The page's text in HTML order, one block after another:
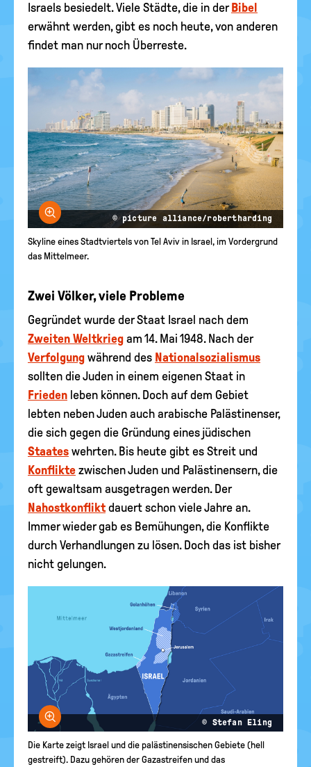
Israels besiedelt. Viele Städte, die in der Bibel
erwähnt werden, gibt es noch heute, von anderen
findet man nur noch Überreste.
Bild vergrößern
© picture alliance/robertharding
Skyline eines Stadtviertels von Tel Aviv in Israel, im Vordergrund
das Mittelmeer.
Zwei Völker, viele Probleme
Gegründet wurde der Staat Israel nach dem
Zweiten Weltkrieg am 14. Mai 1948. Nach der
Verfolgung während des Nationalsozialismus
sollten die Juden in einem eigenen Staat in
Frieden leben können. Doch auf dem Gebiet
lebten neben Juden auch arabische Palästinenser,
die sich gegen die Gründung eines jüdischen
Staates wehrten. Bis heute gibt es Streit und
Konflikte zwischen Juden und Palästinensern, die
oft gewaltsam ausgetragen werden. Der
Nahostkonfliktdauert schon viele Jahre an.
Immer wieder gab es Bemühungen, die Konflikte
durch Verhandlungen zu lösen. Doch das ist bisher
nicht gelungen.
Bild vergrößern
© Stefan Eling
Die Karte zeigt Israel und die palästinensischen Gebiete (hell
gestreift). Dazu gehören der Gazastreifen und das